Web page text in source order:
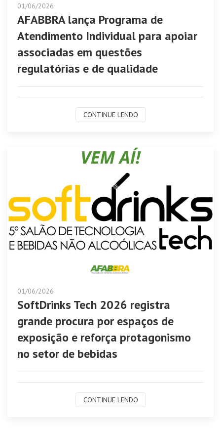
01/06/2026
AFABBRA lança Programa de
Atendimento Individual para apoiar
associadas em questões
regulatórias e de qualidade
CONTINUE LENDO
01/06/2026
SoftDrinks Tech 2026 registra
grande procura por espaços de
exposição e reforça protagonismo
no setor de bebidas
CONTINUE LENDO